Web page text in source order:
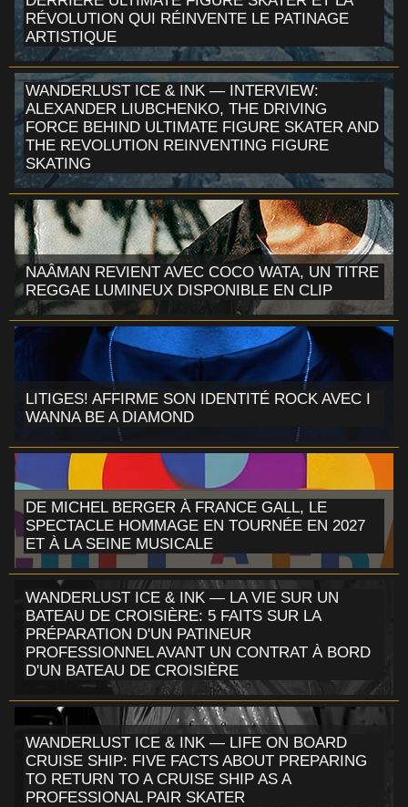
RÉVOLUTION QUI RÉINVENTE LE PATINAGE
ARTISTIQUE
WANDERLUST ICE & INK — INTERVIEW:
ALEXANDER LIUBCHENKO, THE DRIVING
FORCE BEHIND ULTIMATE FIGURE SKATER AND
THE REVOLUTION REINVENTING FIGURE
SKATING
NAÂMAN REVIENT AVEC COCO WATA, UN TITRE
REGGAE LUMINEUX DISPONIBLE EN CLIP
LITIGES! AFFIRME SON IDENTITÉ ROCK AVEC I
WANNA BE A DIAMOND
DE MICHEL BERGER À FRANCE GALL, LE
SPECTACLE HOMMAGE EN TOURNÉE EN 2027
ET À LA SEINE MUSICALE
WANDERLUST ICE & INK — LA VIE SUR UN
BATEAU DE CROISIÈRE: 5 FAITS SUR LA
PRÉPARATION D'UN PATINEUR
PROFESSIONNEL AVANT UN CONTRAT À BORD
D'UN BATEAU DE CROISIÈRE
WANDERLUST ICE & INK — LIFE ON BOARD
CRUISE SHIP: FIVE FACTS ABOUT PREPARING
TO RETURN TO A CRUISE SHIP AS A
PROFESSIONAL PAIR SKATER